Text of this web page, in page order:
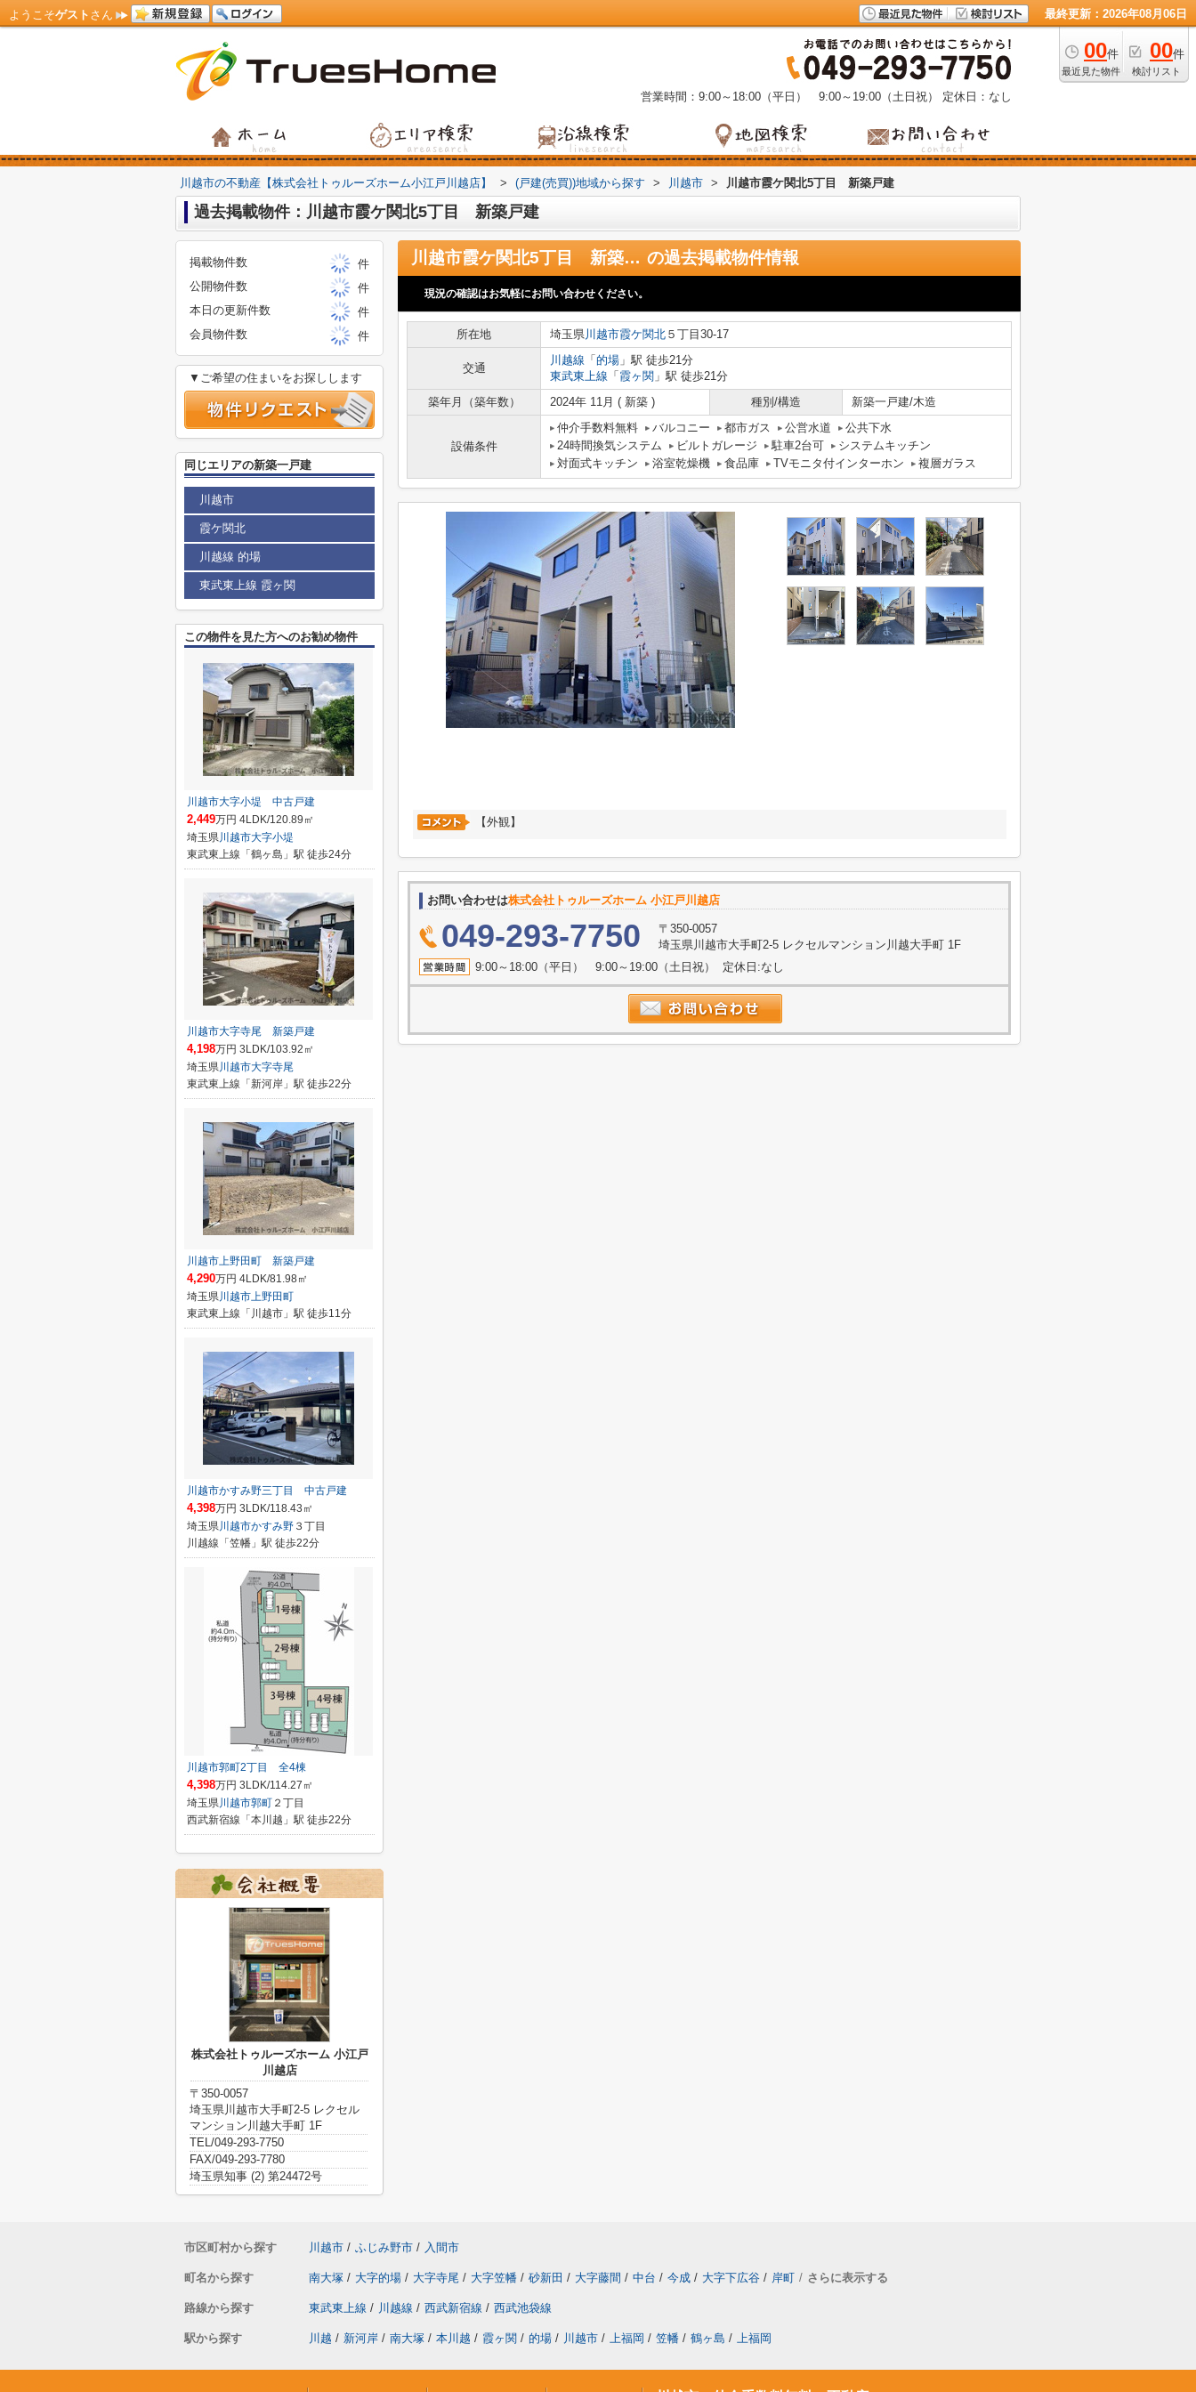
ようこそゲスト さん 最終更新：2026年08月06日
00件
最近見た物件
00件
検討リスト
営業時間：9:00～18:00（平日） 9:00～19:00（土日祝） 定休日：なし
川越市の不動産【株式会社トゥルーズホーム小江戸川越店】 > (戸建(売買))地域から探す > 川越市 > 川越市霞ケ関北5丁目 新築戸建
過去掲載物件：川越市霞ケ関北5丁目 新築戸建
川越市霞ケ関北5丁目 新築戸建 の過去掲載物件情報
現況の確認はお気軽にお問い合わせください。
所在地 埼玉県川越市霞ケ関北 ５丁目30-17
交通
川越線 「 的場 」駅 徒歩21分
東武東上線 「 霞ヶ関 」駅 徒歩21分
築年月（築年数）
2024年 11月 ( 新築 ) 種別/構造 新築一戸建/木造
設備条件
仲介手数料無料 バルコニー 都市ガス 公営水道
公共下水
24時間換気システム
ビルトガレージ 駐車2台可
システムキッチン
対面式キッチン
浴室乾燥機 食品庫 TVモニタ付インターホン 複層ガラス
【外観】
お問い合わせは株式会社トゥルーズホーム 小江戸川越店
049-293-7750
〒350-0057
埼玉県川越市大手町2-5 レクセルマンション川越大手町 1F
9:00～18:00（平日） 9:00～19:00（土日祝） 定休日:なし
掲載物件数
件
公開物件数
件
本日の更新件数
件
会員物件数
件
▼ご希望の住まいをお探しします
同じエリアの新築一戸建
川越市
霞ケ関北
川越線 的場
東武東上線 霞ヶ関
この物件を見た方へのお勧め物件
川越市大字小堤 中古戸建
2,449万円 4LDK/120.89㎡
埼玉県川越市大字小堤
東武東上線「鶴ヶ島」駅 徒歩24分
川越市大字寺尾 新築戸建
4,198万円 3LDK/103.92㎡
埼玉県川越市大字寺尾
東武東上線「新河岸」駅 徒歩22分
川越市上野田町 新築戸建
4,290万円 4LDK/81.98㎡
埼玉県川越市上野田町
東武東上線「川越市」駅 徒歩11分
川越市かすみ野三丁目 中古戸建
4,398万円 3LDK/118.43㎡
埼玉県川越市かすみ野 ３丁目
川越線「笠幡」駅 徒歩22分
川越市郭町2丁目 全4棟
4,398万円 3LDK/114.27㎡
埼玉県川越市郭町 ２丁目
西武新宿線「本川越」駅 徒歩22分
株式会社トゥルーズホーム 小江戸
川越店
〒350-0057
埼玉県川越市大手町2-5 レクセル
マンション川越大手町 1F
TEL/049-293-7750
FAX/049-293-7780
埼玉県知事 (2) 第24472号
市区町村から探す 川越市 / ふじみ野市 / 入間市
町名から探す 南大塚 / 大字的場 / 大字寺尾 / 大字笠幡 / 砂新田 / 大字藤間 / 中台 / 今成 / 大字下広谷 / 岸町 さらに表示する
路線から探す 東武東上線 / 川越線 / 西武新宿線 / 西武池袋線
駅から探す 川越 / 新河岸 / 南大塚 / 本川越 / 霞ヶ関 / 的場 / 川越市 / 上福岡 / 笠幡 / 鶴ヶ島 / 上福岡